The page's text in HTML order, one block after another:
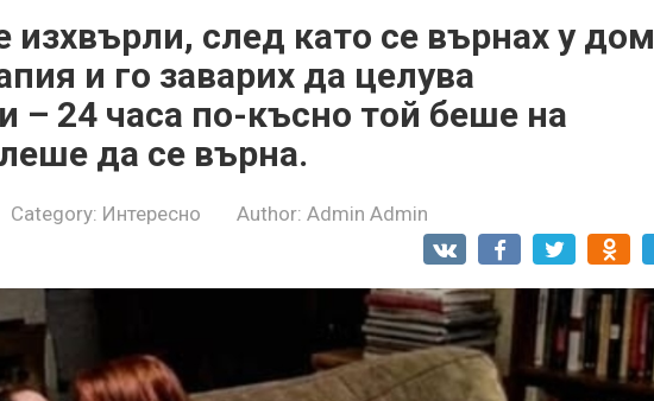
след като се върнах у
и го заварих да целува
– 24 часа по-късно той беше на
да се върна.
Category: Интересно Author: Admin Admin